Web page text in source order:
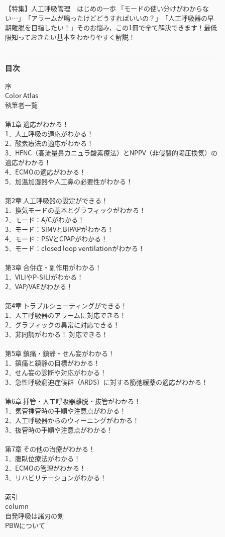
【特集】人工呼吸管理 はじめの一歩 「モードの使い分けがわからな
い…」「アラームが鳴ったけどどうすればいいの？」「人工呼吸器の早
期離脱を目指したい！」そのお悩み，この1冊で全て解決できます！最低
限知っておきたい基本をわかりやすく解説！
目次
序
Color Atlas
執筆者一覧
第1章 適応がわかる！
1．人工呼吸の適応がわかる！
2．酸素療法の適応がわかる！
3．HFNC（高流量鼻カニュラ酸素療法）とNPPV（非侵襲的陽圧換気）の
適応がわかる！
4．ECMOの適応がわかる！
5．加温加湿器や人工鼻の必要性がわかる！
第2章 人工呼吸器の設定ができる！
1．換気モードの基本とグラフィックがわかる！
2．モード：A/Cがわかる！
3．モード：SIMVとBIPAPがわかる！
4．モード：PSVとCPAPがわかる！
5．モード：closed loop ventilationがわかる！
第3章 合併症・副作用がわかる！
1．VILIやP-SILIがわかる！
2．VAP/VAEがわかる！
第4章 トラブルシューティングができる！
1．人工呼吸器のアラームに対応できる！
2．グラフィックの異常に対応できる！
3．非同調がわかる！ 対応できる！
第5章 鎮痛・鎮静・せん妄がわかる！
1．鎮痛と鎮静の目標がわかる！
2．せん妄の診断や対応がわかる！
3．急性呼吸窮迫症候群（ARDS）に対する筋弛緩薬の適応がわかる！
第6章 挿管・人工呼吸器離脱・抜管がわかる！
1．気管挿管時の手順や注意点がわかる！
2．人工呼吸器からのウィーニングがわかる！
3．抜管時の手順や注意点がわかる！
第7章 その他の治療がわかる！
1．腹臥位療法がわかる！
2．ECMOの管理がわかる！
3．リハビリテーションがわかる！
索引
column
自発呼吸は諸刃の剣
PBWについて